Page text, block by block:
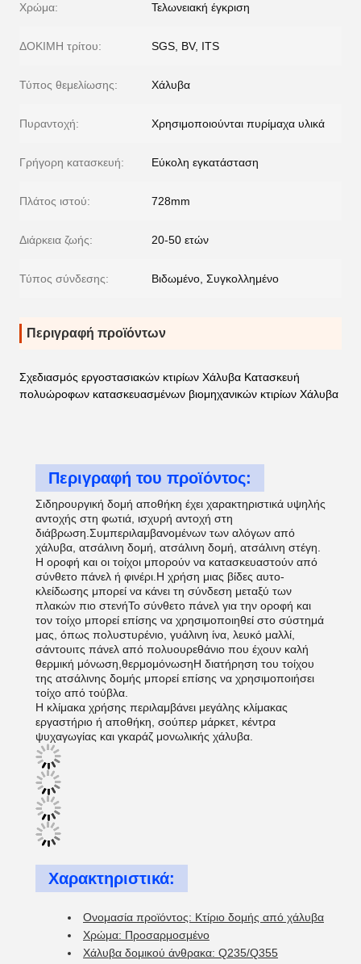
Χρώμα: Τελωνειακή έγκριση
ΔΟΚΙΜΗ τρίτου: SGS, BV, ITS
Τύπος θεμελίωσης: Χάλυβα
Πυραντοχή: Χρησιμοποιούνται πυρίμαχα υλικά
Γρήγορη κατασκευή: Εύκολη εγκατάσταση
Πλάτος ιστού: 728mm
Διάρκεια ζωής: 20-50 ετών
Τύπος σύνδεσης: Βιδωμένο, Συγκολλημένο
Περιγραφή προϊόντων
Σχεδιασμός εργοστασιακών κτιρίων Χάλυβα Κατασκευή
πολυώροφων κατασκευασμένων βιομηχανικών κτιρίων Χάλυβα
Περιγραφή του προϊόντος:
Σιδηρουργική δομή αποθήκη έχει χαρακτηριστικά υψηλής
αντοχής στη φωτιά, ισχυρή αντοχή στη
διάβρωση.Συμπεριλαμβανομένων των αλόγων από
χάλυβα, ατσάλινη δομή, ατσάλινη δομή, ατσάλινη στέγη.
Η οροφή και οι τοίχοι μπορούν να κατασκευαστούν από
σύνθετο πάνελ ή φινέρι.Η χρήση μιας βίδες αυτο-
κλείδωσης μπορεί να κάνει τη σύνδεση μεταξύ των
πλακών πιο στενήΤο σύνθετο πάνελ για την οροφή και
τον τοίχο μπορεί επίσης να χρησιμοποιηθεί στο σύστημά
μας, όπως πολυστυρένιο, γυάλινη ίνα, λευκό μαλλί,
σάντουιτς πάνελ από πολυουρεθάνιο που έχουν καλή
θερμική μόνωση,θερμομόνωσηΗ διατήρηση του τοίχου
της ατσάλινης δομής μπορεί επίσης να χρησιμοποιήσει
τοίχο από τούβλα.
Η κλίμακα χρήσης περιλαμβάνει μεγάλης κλίμακας
εργαστήριο ή αποθήκη, σούπερ μάρκετ, κέντρα
ψυχαγωγίας και γκαράζ μονωλικής χάλυβα.
Χαρακτηριστικά:
Ονομασία προϊόντος: Κτίριο δομής από χάλυβα
Χρώμα: Προσαρμοσμένο
Χάλυβα δομικού άνθρακα: Q235/Q355